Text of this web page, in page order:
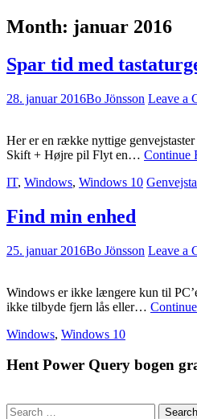
Month: januar 2016
Spar tid med
28. januar 2016Bo Jönsson Leave a
Her er en række nyttige
Skift + Højre pil Flyt en… Continue
IT, Windows, Windows 10
Find min enhed
25. januar 2016Bo Jönsson Leave a
Windows er ikke længere kun til
ikke tilbyde fjern lås eller…
Windows, Windows 10
Hent Power Query bogen
Search